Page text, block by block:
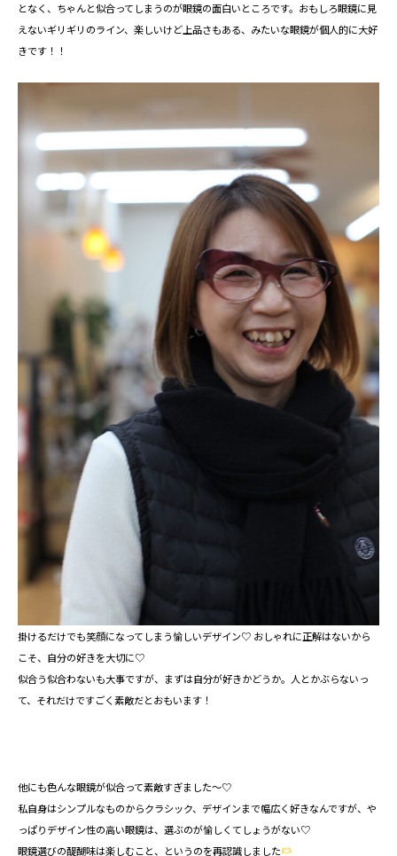
となく、ちゃんと似合ってしまうのが眼鏡の面白いところです。おもしろ眼鏡に見
えないギリギリのライン、楽しいけど上品さもある、みたいな眼鏡が個人的に大好
きです！！⁡
掛けるだけでも笑顔になってしまう愉しいデザイン♡ おしゃれに正解はないから
こそ、自分の好きを大切に♡ ⁡
似合う似合わないも大事ですが、まずは自分が好きかどうか。人とかぶらないっ
て、それだけですごく素敵だとおもいます！⁡
他にも色んな眼鏡が似合って素敵すぎました～♡
私自身はシンプルなものからクラシック、デザインまで幅広く好きなんですが、や
っぱりデザイン性の高い眼鏡は、選ぶのが愉しくてしょうがない♡
眼鏡選びの醍醐味は楽しむこと、というのを再認識しました